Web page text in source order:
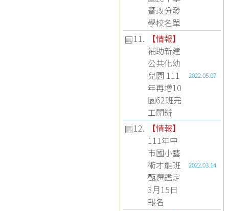
暨改分發
學校名單
11. 【情報】
補助新建
公共化幼
兒園 111
年再增10
園62班完
工開辦
2022.05.07
12. 【情報】
111年中
市國小藝
術才能班
甄選鑑定
3月15日
報名
2022.03.14